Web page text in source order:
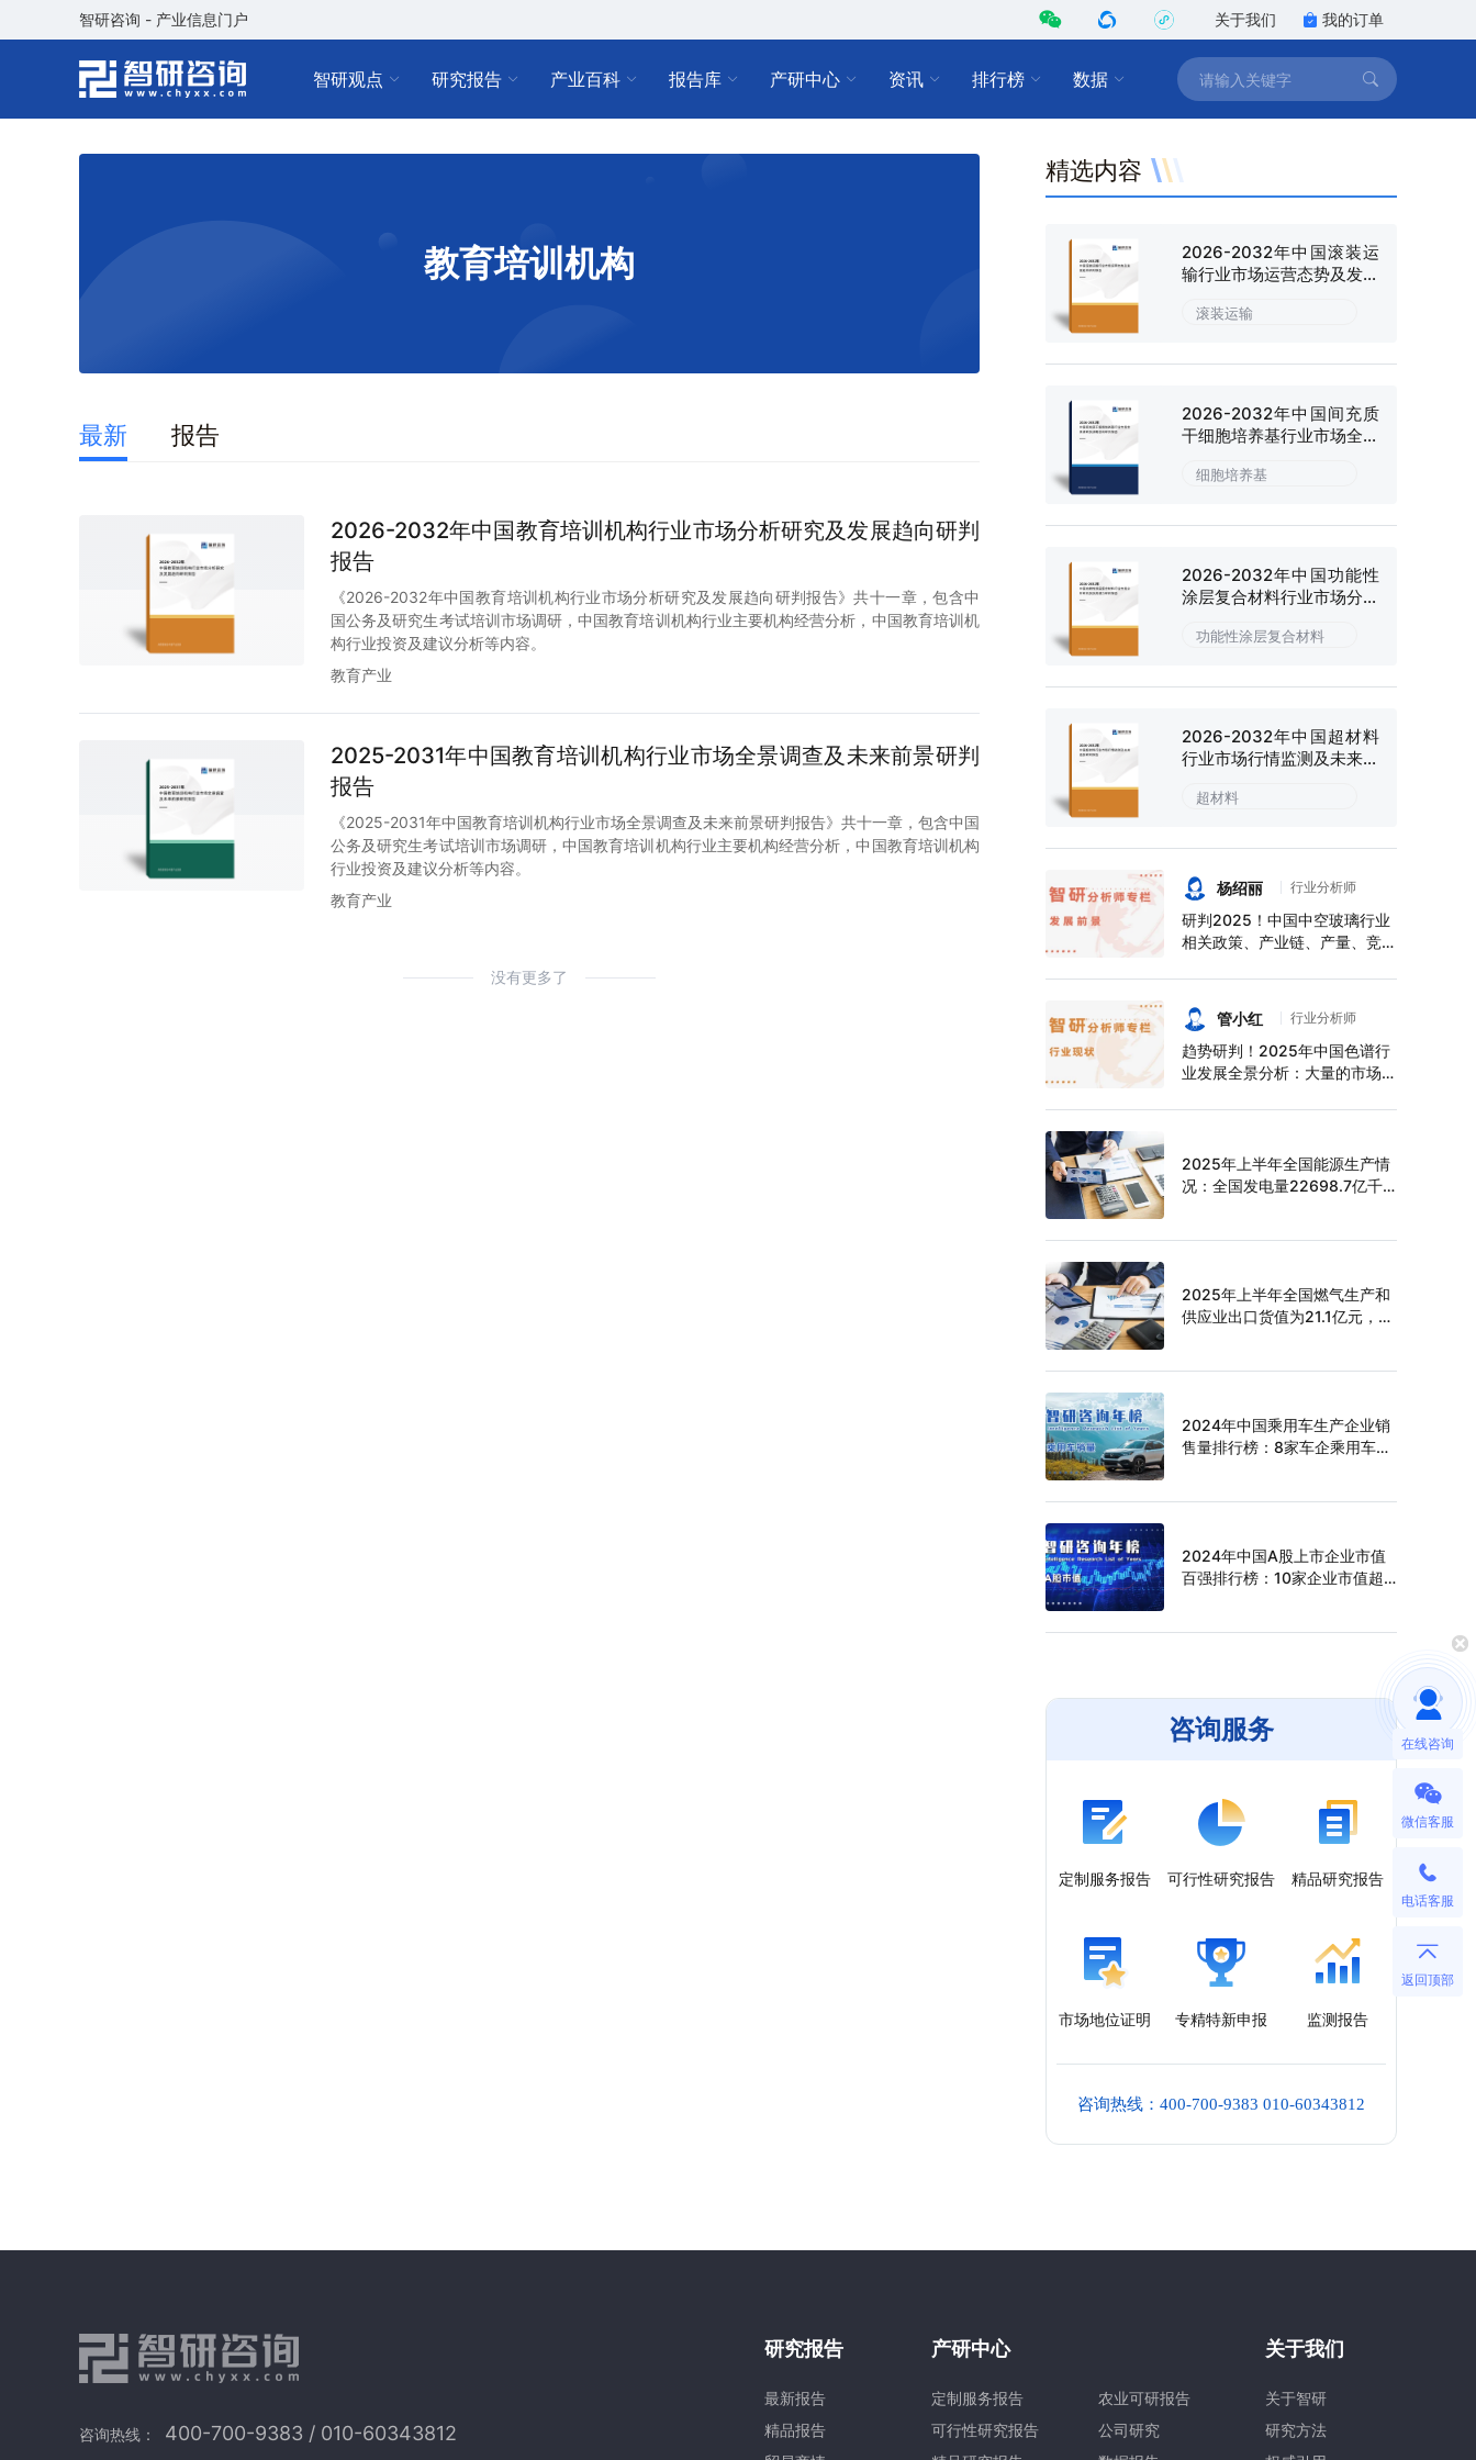
智研咨询 - 产业信息门户 关于我们 我的订单
智研观点 研究报告 产业百科 报告库 产研中心 资讯 排行榜 数据
教育培训机构
最新 报告
2026-2032年中国教育培训机构行业市场分析研究及发展趋向研判
报告
《2026-2032年中国教育培训机构行业市场分析研究及发展趋向研判报告》共十一章，包含中
国公务及研究生考试培训市场调研，中国教育培训机构行业主要机构经营分析，中国教育培训机
构行业投资及建议分析等内容。
教育产业
2025-2031年中国教育培训机构行业市场全景调查及未来前景研判
报告
《2025-2031年中国教育培训机构行业市场全景调查及未来前景研判报告》共十一章，包含中国
公务及研究生考试培训市场调研，中国教育培训机构行业主要机构经营分析，中国教育培训机构
行业投资及建议分析等内容。
教育产业
没有更多了
精选内容
2026-2032年中国滚装运
输行业市场运营态势及发展
滚装运输
2026-2032年中国间充质
干细胞培养基行业市场全景
细胞培养基
2026-2032年中国功能性
涂层复合材料行业市场分析
功能性涂层复合材料
2026-2032年中国超材料
行业市场行情监测及未来趋
超材料
杨绍丽 行业分析师
研判2025！中国中空玻璃行业
相关政策、产业链、产量、竞争
持续增长，上半年中空玻璃产量
达6124万平方米[图]
管小红 行业分析师
趋势研判！2025年中国色谱行
业发展全景分析：大量的市场需
规模不断扩大，进口替代趋势明
2025年上半年全国能源生产情
况：全国发电量22698.7亿千
2025年上半年全国燃气生产和
供应业出口货值为21.1亿元，累
2024年中国乘用车生产企业销
售量排行榜：8家车企乘用车销
2024年中国A股上市企业市值
百强排行榜：10家企业市值超
咨询服务
定制服务报告 可行性研究报告 精品研究报告
市场地位证明 专精特新申报 监测报告
咨询热线：400-700-9383 010-60343812
在线咨询
微信客服
电话客服
返回顶部
咨询热线：
400-700-9383 / 010-60343812
研究报告
最新报告
精品报告
产研中心
定制服务报告
可行性研究报告
农业可研报告
公司研究
关于我们
关于智研
研究方法